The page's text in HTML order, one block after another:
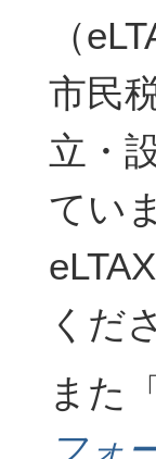
（
市民
立・
てい
くだ
また
フォ